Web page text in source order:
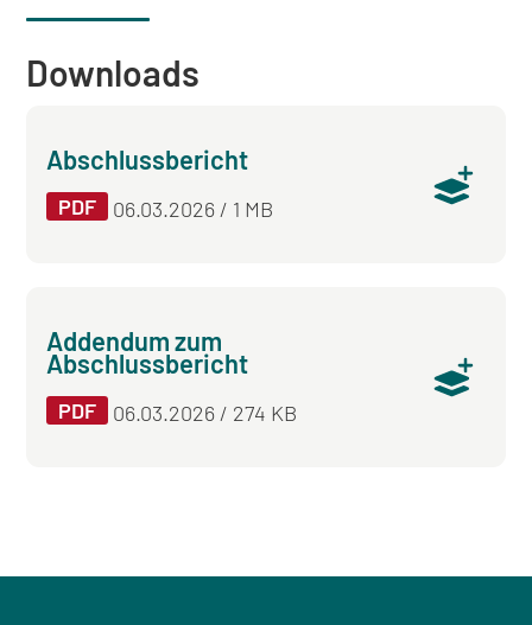
Downloads
Abschlussbericht
PDF 06.03.2026 / 1 MB
Addendum zum
Abschlussbericht
PDF 06.03.2026 / 274 KB